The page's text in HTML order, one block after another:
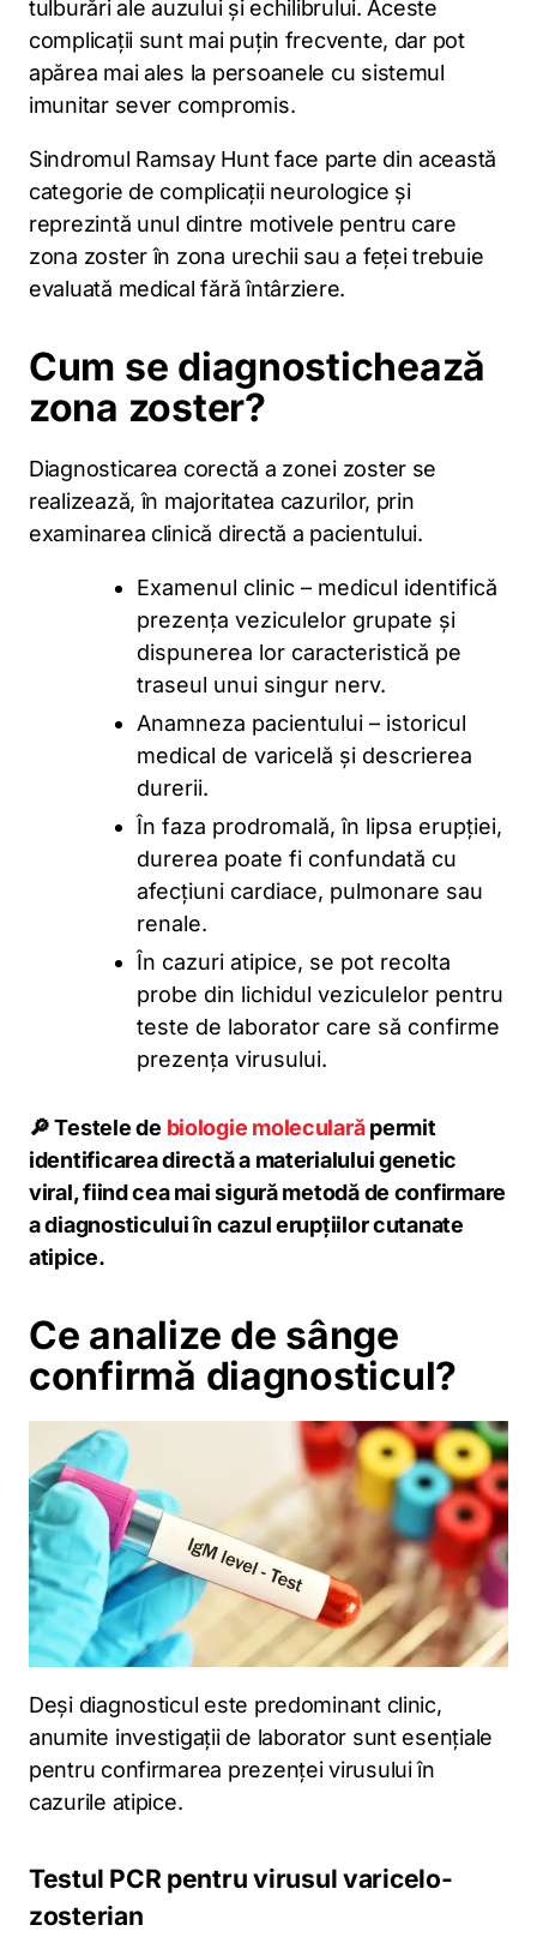
tulburări ale auzului și echilibrului. Aceste
complicații sunt mai puțin frecvente, dar pot
apărea mai ales la persoanele cu sistemul
imunitar sever compromis.
Sindromul Ramsay Hunt face parte din această
categorie de complicații neurologice și
reprezintă unul dintre motivele pentru care
zona zoster în zona urechii sau a feței trebuie
evaluată medical fără întârziere.
Cum se diagnostichează
zona zoster?
Diagnosticarea corectă a zonei zoster se
realizează, în majoritatea cazurilor, prin
examinarea clinică directă a pacientului.
Examenul clinic – medicul identifică
prezența veziculelor grupate și
dispunerea lor caracteristică pe
traseul unui singur nerv.
Anamneza pacientului – istoricul
medical de varicelă și descrierea
durerii.
În faza prodromală, în lipsa erupției,
durerea poate fi confundată cu
afecțiuni cardiace, pulmonare sau
renale.
În cazuri atipice, se pot recolta
probe din lichidul veziculelor pentru
teste de laborator care să confirme
prezența virusului.
🔎 Testele de biologie molecularăpermit
identificarea directă a materialului genetic
viral, fiind cea mai sigură metodă de confirmare
a diagnosticului în cazul erupțiilor cutanate
atipice.
Ce analize de sânge
confirmă diagnosticul?
Deși diagnosticul este predominant clinic,
anumite investigații de laborator sunt esențiale
pentru confirmarea prezenței virusului în
cazurile atipice.
Testul PCR pentru virusul varicelo-
zosterian